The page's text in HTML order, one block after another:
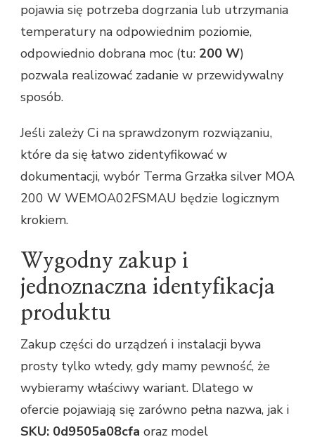
pojawia się potrzeba dogrzania lub utrzymania
temperatury na odpowiednim poziomie,
odpowiednio dobrana moc (tu: 200 W)
pozwala realizować zadanie w przewidywalny
sposób.
Jeśli zależy Ci na sprawdzonym rozwiązaniu,
które da się łatwo zidentyfikować w
dokumentacji, wybór Terma Grzałka silver MOA
200 W WEMOA02FSMAU będzie logicznym
krokiem.
Wygodny zakup i
jednoznaczna identyfikacja
produktu
Zakup części do urządzeń i instalacji bywa
prosty tylko wtedy, gdy mamy pewność, że
wybieramy właściwy wariant. Dlatego w
ofercie pojawiają się zarówno pełna nazwa, jak i
SKU: 0d9505a08cfa oraz model